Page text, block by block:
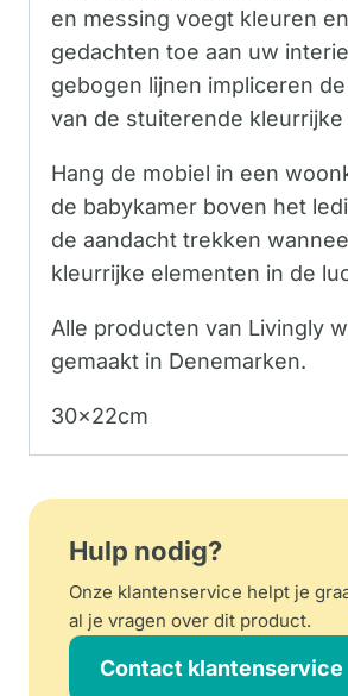
en messing voegt kleuren
gedachten toe aan uw
gebogen lijnen impliceren
van de stuiterende kleurrijke
Hang de mobiel in een
de babykamer boven het
de aandacht trekken
kleurrijke elementen in de
Alle producten van Livingly
gemaakt in Denemarken.
30x22cm
Hulp nodig?
Onze klantenservice helpt je
al je vragen over dit product.
Contact